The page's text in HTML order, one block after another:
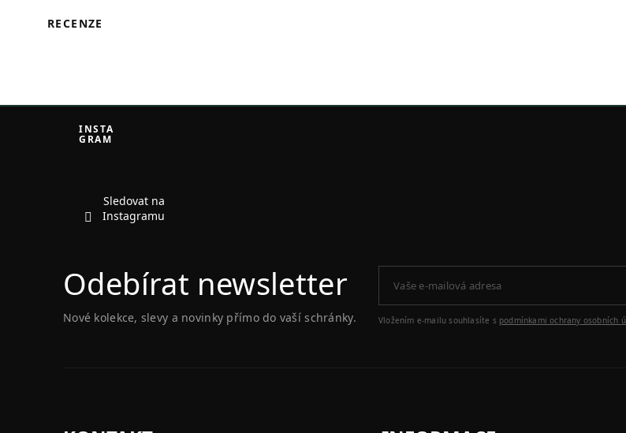
RECENZE
INSTA
GRAM
Sledovat na
Instagramu
Odebírat newsletter
Nové kolekce, slevy a novinky přímo do vaší schránky. Vložením e-mailu souhlasíte s podmínkami ochrany osobních